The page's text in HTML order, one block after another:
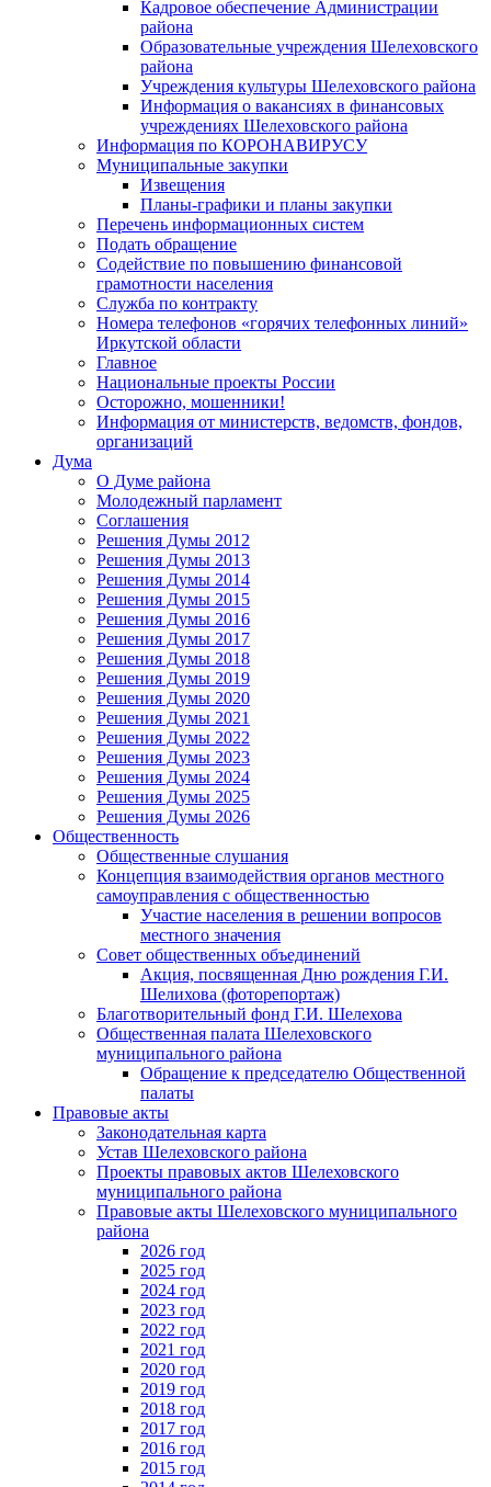
Кадровое обеспечение Администрации
района
Образовательные учреждения Шелеховского
района
Учреждения культуры Шелеховского района
Информация о вакансиях в финансовых
учреждениях Шелеховского района
Информация по КОРОНАВИРУСУ
Муниципальные закупки
Извещения
Планы-графики и планы закупки
Перечень информационных систем
Подать обращение
Содействие по повышению финансовой
грамотности населения
Служба по контракту
Номера телефонов «горячих телефонных линий»
Иркутской области
Главное
Национальные проекты России
Осторожно, мошенники!
Информация от министерств, ведомств, фондов,
организаций
Дума
О Думе района
Молодежный парламент
Соглашения
Решения Думы 2012
Решения Думы 2013
Решения Думы 2014
Решения Думы 2015
Решения Думы 2016
Решения Думы 2017
Решения Думы 2018
Решения Думы 2019
Решения Думы 2020
Решения Думы 2021
Решения Думы 2022
Решения Думы 2023
Решения Думы 2024
Решения Думы 2025
Решения Думы 2026
Общественность
Общественные слушания
Концепция взаимодействия органов местного
самоуправления с общественностью
Участие населения в решении вопросов
местного значения
Совет общественных объединений
Акция, посвященная Дню рождения Г.И.
Шелихова (фоторепортаж)
Благотворительный фонд Г.И. Шелехова
Общественная палата Шелеховского
муниципального района
Обращение к председателю Общественной
палаты
Правовые акты
Законодательная карта
Устав Шелеховского района
Проекты правовых актов Шелеховского
муниципального района
Правовые акты Шелеховского муниципального
района
2026 год
2025 год
2024 год
2023 год
2022 год
2021 год
2020 год
2019 год
2018 год
2017 год
2016 год
2015 год